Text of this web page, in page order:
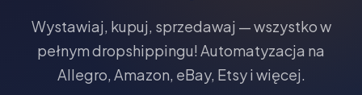
Wystawiaj, kupuj, sprzedawaj — wszystko w
pełnym dropshippingu! Automatyzacja na
Allegro, Amazon, eBay, Etsy i więcej.